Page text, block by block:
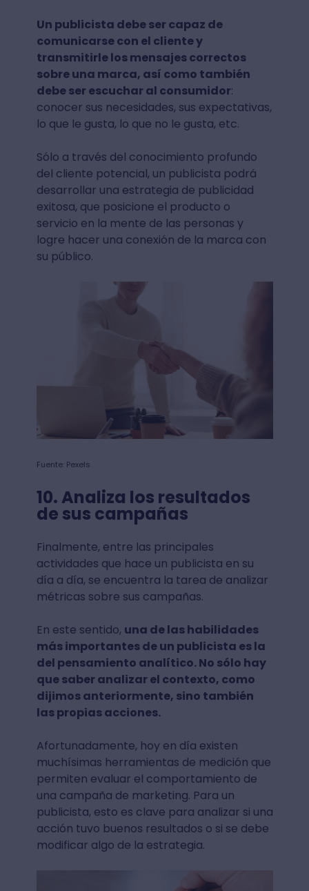
Un publicista debe ser capaz de
comunicarse con el cliente y
transmitirle los mensajes correctos
sobre una marca, así como también
debe ser escuchar al consumidor:
conocer sus necesidades, sus expectativas,
lo que le gusta, lo que no le gusta, etc.
Sólo a través del conocimiento profundo
del cliente potencial, un publicista podrá
desarrollar una estrategia de publicidad
exitosa, que posicione el producto o
servicio en la mente de las personas y
logre hacer una conexión de la marca con
su público.
Fuente: Pexels
10. Analiza los resultados
de sus campañas
Finalmente, entre las principales
actividades que hace un publicista en su
día a día, se encuentra la tarea de analizar
métricas sobre sus campañas.
En este sentido, una de las habilidades
más importantes de un publicista es la
del pensamiento analítico. No sólo hay
que saber analizar el contexto, como
dijimos anteriormente, sino también
las propias acciones.
Afortunadamente, hoy en día existen
muchísimas herramientas de medición que
permiten evaluar el comportamiento de
una campaña de marketing. Para un
publicista, esto es clave para analizar si una
acción tuvo buenos resultados o si se debe
modificar algo de la estrategia.